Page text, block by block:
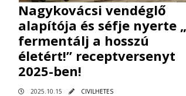
Nagykovácsi vendéglő
alapítója és séfje nyerte
fermentálj a hosszú
életért!” receptversenyt
2025-ben!
2025.10.15 CIVILHETES